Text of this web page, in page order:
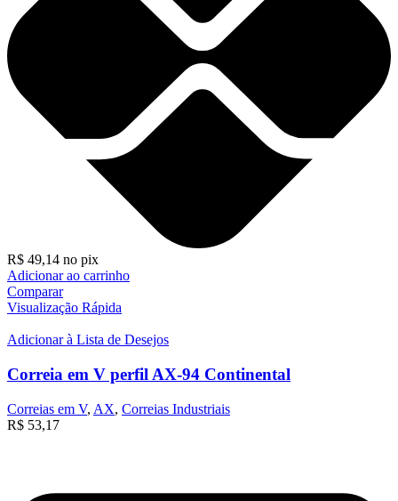
R$ 49,14 no pix
Adicionar ao carrinho
Comparar
Visualização Rápida
Adicionar à Lista de Desejos
Correia em V perfil AX-94 Continental
Correias em V, AX, Correias Industriais
R$ 53,17